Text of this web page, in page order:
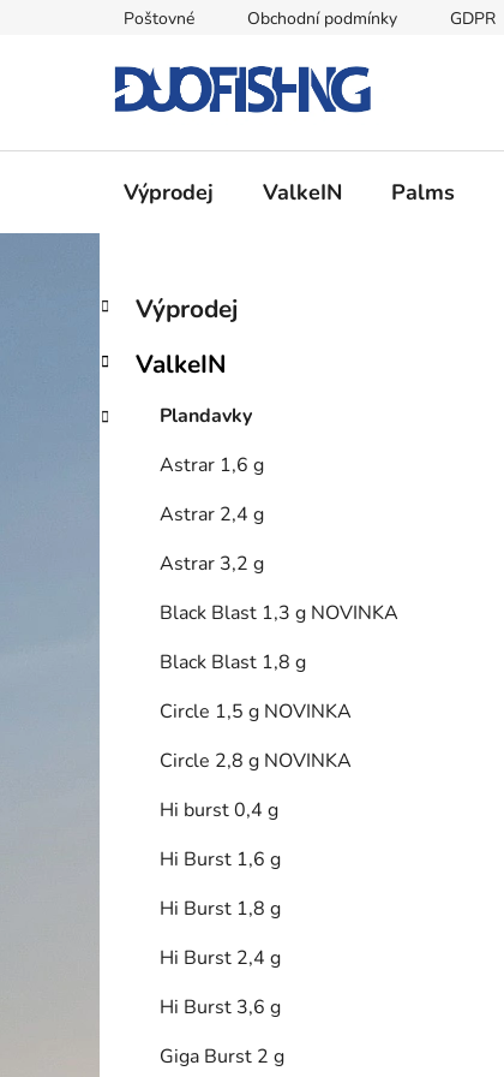
Poštovné Obchodní podmínky GDPR
Výprodej ValkeIN Palms
P
s
r
Přeskočit
kategorie
K
a
e
o
Výprodej
ValkeIN
Plandavky
Astrar 1,6 g
Astrar 2,4 g
Astrar 3,2 g
Black Blast 1,3 g NOVINKA
Black Blast 1,8 g
Circle 1,5 g NOVINKA
Circle 2,8 g NOVINKA
Hi burst 0,4 g
Hi Burst 1,6 g
Hi Burst 1,8 g
Hi Burst 2,4 g
Hi Burst 3,6 g
Giga Burst 2 g